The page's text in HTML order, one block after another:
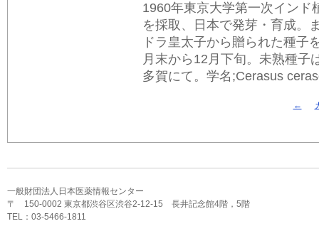
1960年東京大学第一次インド
を採取、日本で発芽・育成。
ドラ皇太子から贈られた種子
月末から12月下旬。未熟種子
多賀にて。学名;Cerasus
←
一般財団法人日本医薬情報センター
〒 150-0002 東京都渋谷区渋谷2-12-15 長井記念館4階，5階
TEL：03-5466-1811